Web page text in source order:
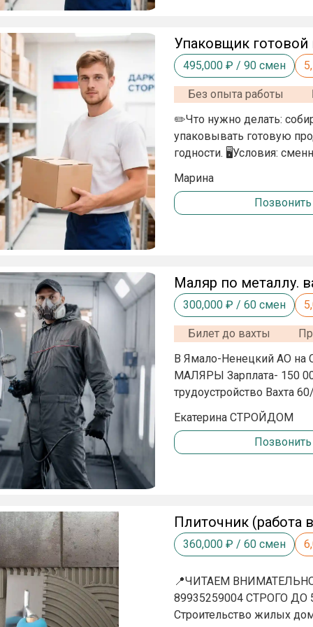
Упаковщик
495,000 ₽ / 90 смен
Без опыта работы
✏️Что нужно делать:
упаковывать готовую
годности. 🖥Условия:
количество собранных
городской склад без
⚙️Требования:
Марина
Позвонить
Маляр по металлу.
300,000 ₽ / 60 смен
Билет до вахты
В Ямало-Ненецкий АО на Северо-Комсомольское месторождение требуются:
МАЛЯРЫ Зарплата- 150 000 р/
трудоустройство Вахта
в общежитии 3х разовое
Екатерина СТРОЙДОМ
Позвонить
Плиточник (работа
360,000 ₽ / 60 смен
📍ЧИТАЕМ ВНИМАТЕЛЬНО
89935259004 СТРОГО
Строительство жилых домов ________________ В А Х Т А 45/